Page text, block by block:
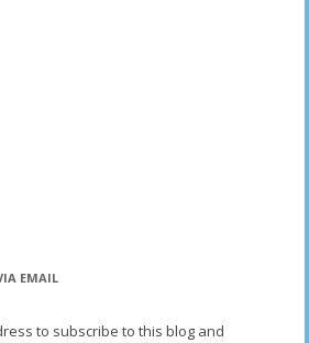
EMAIL
to subscribe to this blog and